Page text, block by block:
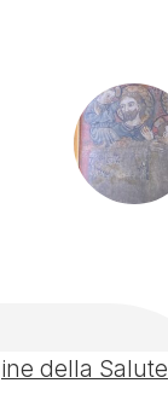
della Salute